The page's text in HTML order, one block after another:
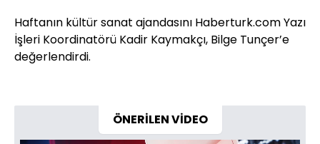
Haftanın kültür sanat ajandasını Haberturk.com Yazı
İşleri Koordinatörü Kadir Kaymakçı, Bilge Tunçer’e
değerlendirdi.
ÖNERİLEN VİDEO